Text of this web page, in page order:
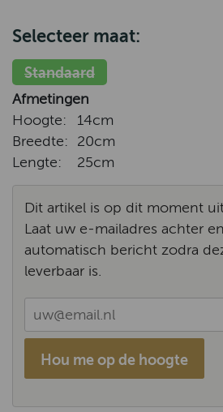
Selecteer maat:
Standaard
Afmetingen
Hoogte:
14cm
Breedte:
20cm
Lengte:
25cm
Dit artikel is op dit moment
Laat uw e-mailadres achter
automatisch bericht zodra
leverbaar is.
Hou me op de hoogte